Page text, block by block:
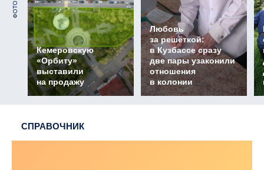
ФОТО
Кемеровскую
«Орбиту»
выставили
на продажу
Любовь
за решёткой:
в Кузбассе сразу
две пары узаконили
отношения
в колонии
СПРАВОЧНИК